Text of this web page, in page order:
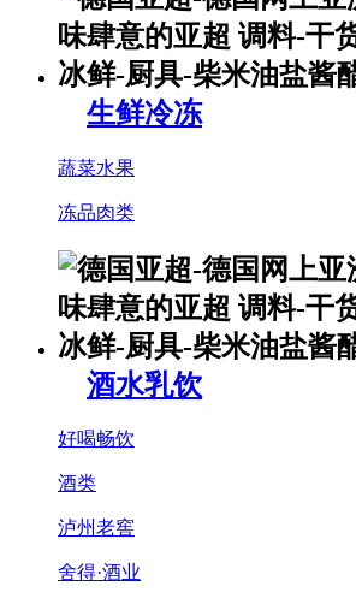
生鲜冷冻
蔬菜水果
冻品肉类
酒水乳饮
好喝畅饮
酒类
泸州老窖
舍得·酒业